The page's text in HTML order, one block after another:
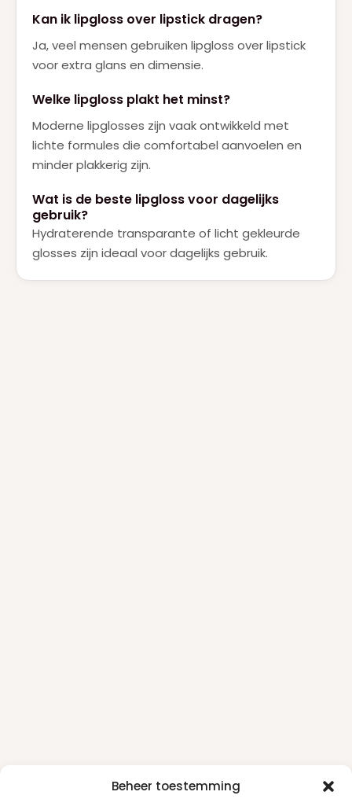
Beheer toestemming
Kan ik lipgloss over lipstick dragen?
Ja, veel mensen gebruiken lipgloss over lipstick
voor extra glans en dimensie.
Welke lipgloss plakt het minst?
Moderne lipglosses zijn vaak ontwikkeld met
lichte formules die comfortabel aanvoelen en
minder plakkerig zijn.
Wat is de beste lipgloss voor dagelijks
gebruik?
Hydraterende transparante of licht gekleurde
glosses zijn ideaal voor dagelijks gebruik.